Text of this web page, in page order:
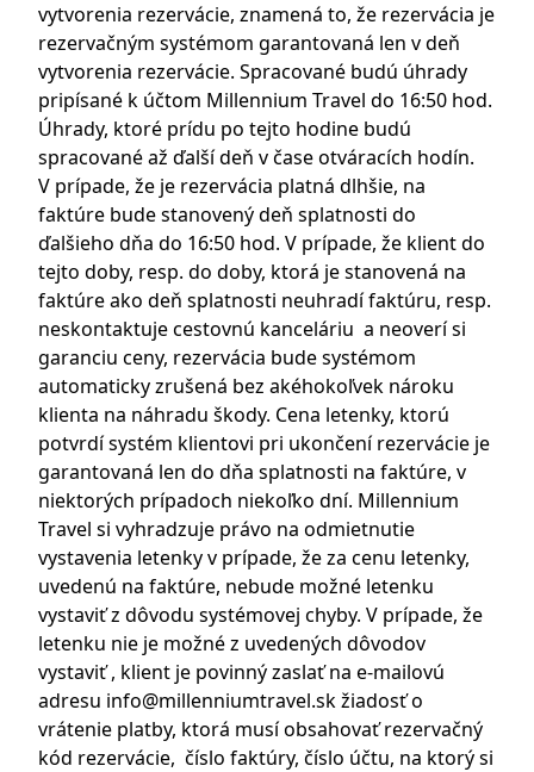
vytvorenia rezervácie, znamená to, že rezervácia je
rezervačným systémom garantovaná len v deň
vytvorenia rezervácie. Spracované budú úhrady
pripísané k účtom Millennium Travel do 16:50 hod.
Úhrady, ktoré prídu po tejto hodine budú
spracované až ďalší deň v čase otváracích hodín.
V prípade, že je rezervácia platná dlhšie, na
faktúre bude stanovený deň splatnosti do
ďalšieho dňa do 16:50 hod. V prípade, že klient do
tejto doby, resp. do doby, ktorá je stanovená na
faktúre ako deň splatnosti neuhradí faktúru, resp.
neskontaktuje cestovnú kanceláriu a neoverí si
garanciu ceny, rezervácia bude systémom
automaticky zrušená bez akéhokoľvek nároku
klienta na náhradu škody. Cena letenky, ktorú
potvrdí systém klientovi pri ukončení rezervácie je
garantovaná len do dňa splatnosti na faktúre, v
niektorých prípadoch niekoľko dní. Millennium
Travel si vyhradzuje právo na odmietnutie
vystavenia letenky v prípade, že za cenu letenky,
uvedenú na faktúre, nebude možné letenku
vystaviť z dôvodu systémovej chyby. V prípade, že
letenku nie je možné z uvedených dôvodov
vystaviť , klient je povinný zaslať na e-mailovú
adresu info@millenniumtravel.skžiadosť o
vrátenie platby, ktorá musí obsahovať rezervačný
kód rezervácie, číslo faktúry, číslo účtu, na ktorý si